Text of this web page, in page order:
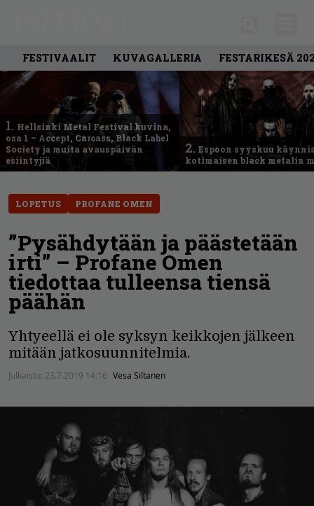
FESTIVAALIT KUVAGALLERIA FESTARIKESÄ
1. Hellsinki Metal Festival kuvina,
osa 1 – Accept, Carcass, Black Label
Society ja muita avauspäivän
esiintyjiä
2. Espoon syyskuu
kotimaisen black metalin
LOPETUS PROFANE OMEN
”Pysähdytään ja päästetään
irti” – Profane Omen
tiedottaa tulleensa tiensä
päähän
Yhtyeellä ei ole syksyn keikkojen jälkeen
mitään jatkosuunnitelmia.
Julkaistu: 23.7.2019 14:16 Vesa Siltanen